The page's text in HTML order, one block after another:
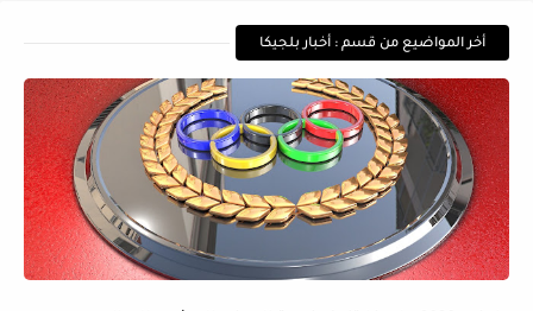
أخر المواضيع من قسم : أخبار بلجيكا